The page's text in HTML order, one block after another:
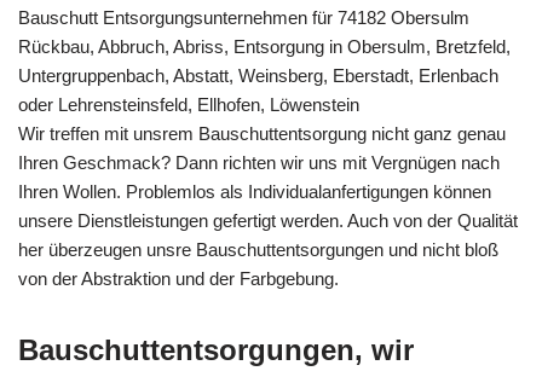
Bauschutt Entsorgungsunternehmen für 74182 Obersulm
Rückbau, Abbruch, Abriss, Entsorgung in Obersulm, Bretzfeld,
Untergruppenbach, Abstatt, Weinsberg, Eberstadt, Erlenbach
oder Lehrensteinsfeld, Ellhofen, Löwenstein
Wir treffen mit unsrem Bauschuttentsorgung nicht ganz genau
Ihren Geschmack? Dann richten wir uns mit Vergnügen nach
Ihren Wollen. Problemlos als Individualanfertigungen können
unsere Dienstleistungen gefertigt werden. Auch von der Qualität
her überzeugen unsre Bauschuttentsorgungen und nicht bloß
von der Abstraktion und der Farbgebung.
Bauschuttentsorgungen, wir